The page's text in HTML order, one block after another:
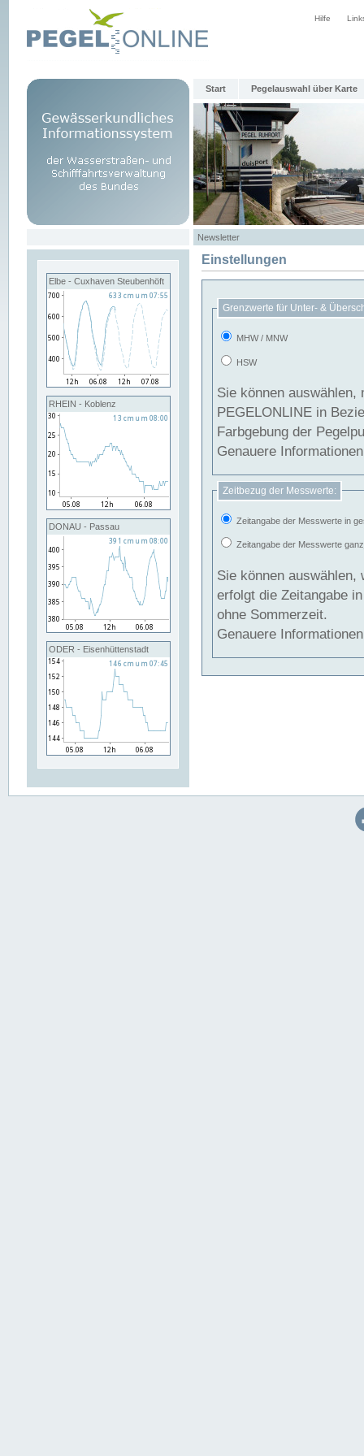
Hilfe
Start Pegelauswahl über Karte
Newsletter
Elbe - Cuxhaven Steubenhöft
RHEIN - Koblenz
DONAU - Passau
ODER - Eisenhüttenstadt
Einstellungen
Grenzwerte für Unter- &
MHW / MNW
HSW
Sie können
PEGELONLINE in Beziehung
Farbgebung der
Genauere
Zeitbezug der Messwerte:
Zeitangabe der Messwerte in
Zeitangabe der Messwerte
Sie können auswählen,
erfolgt die Zeitangabe
ohne Sommerzeit.
Genauere